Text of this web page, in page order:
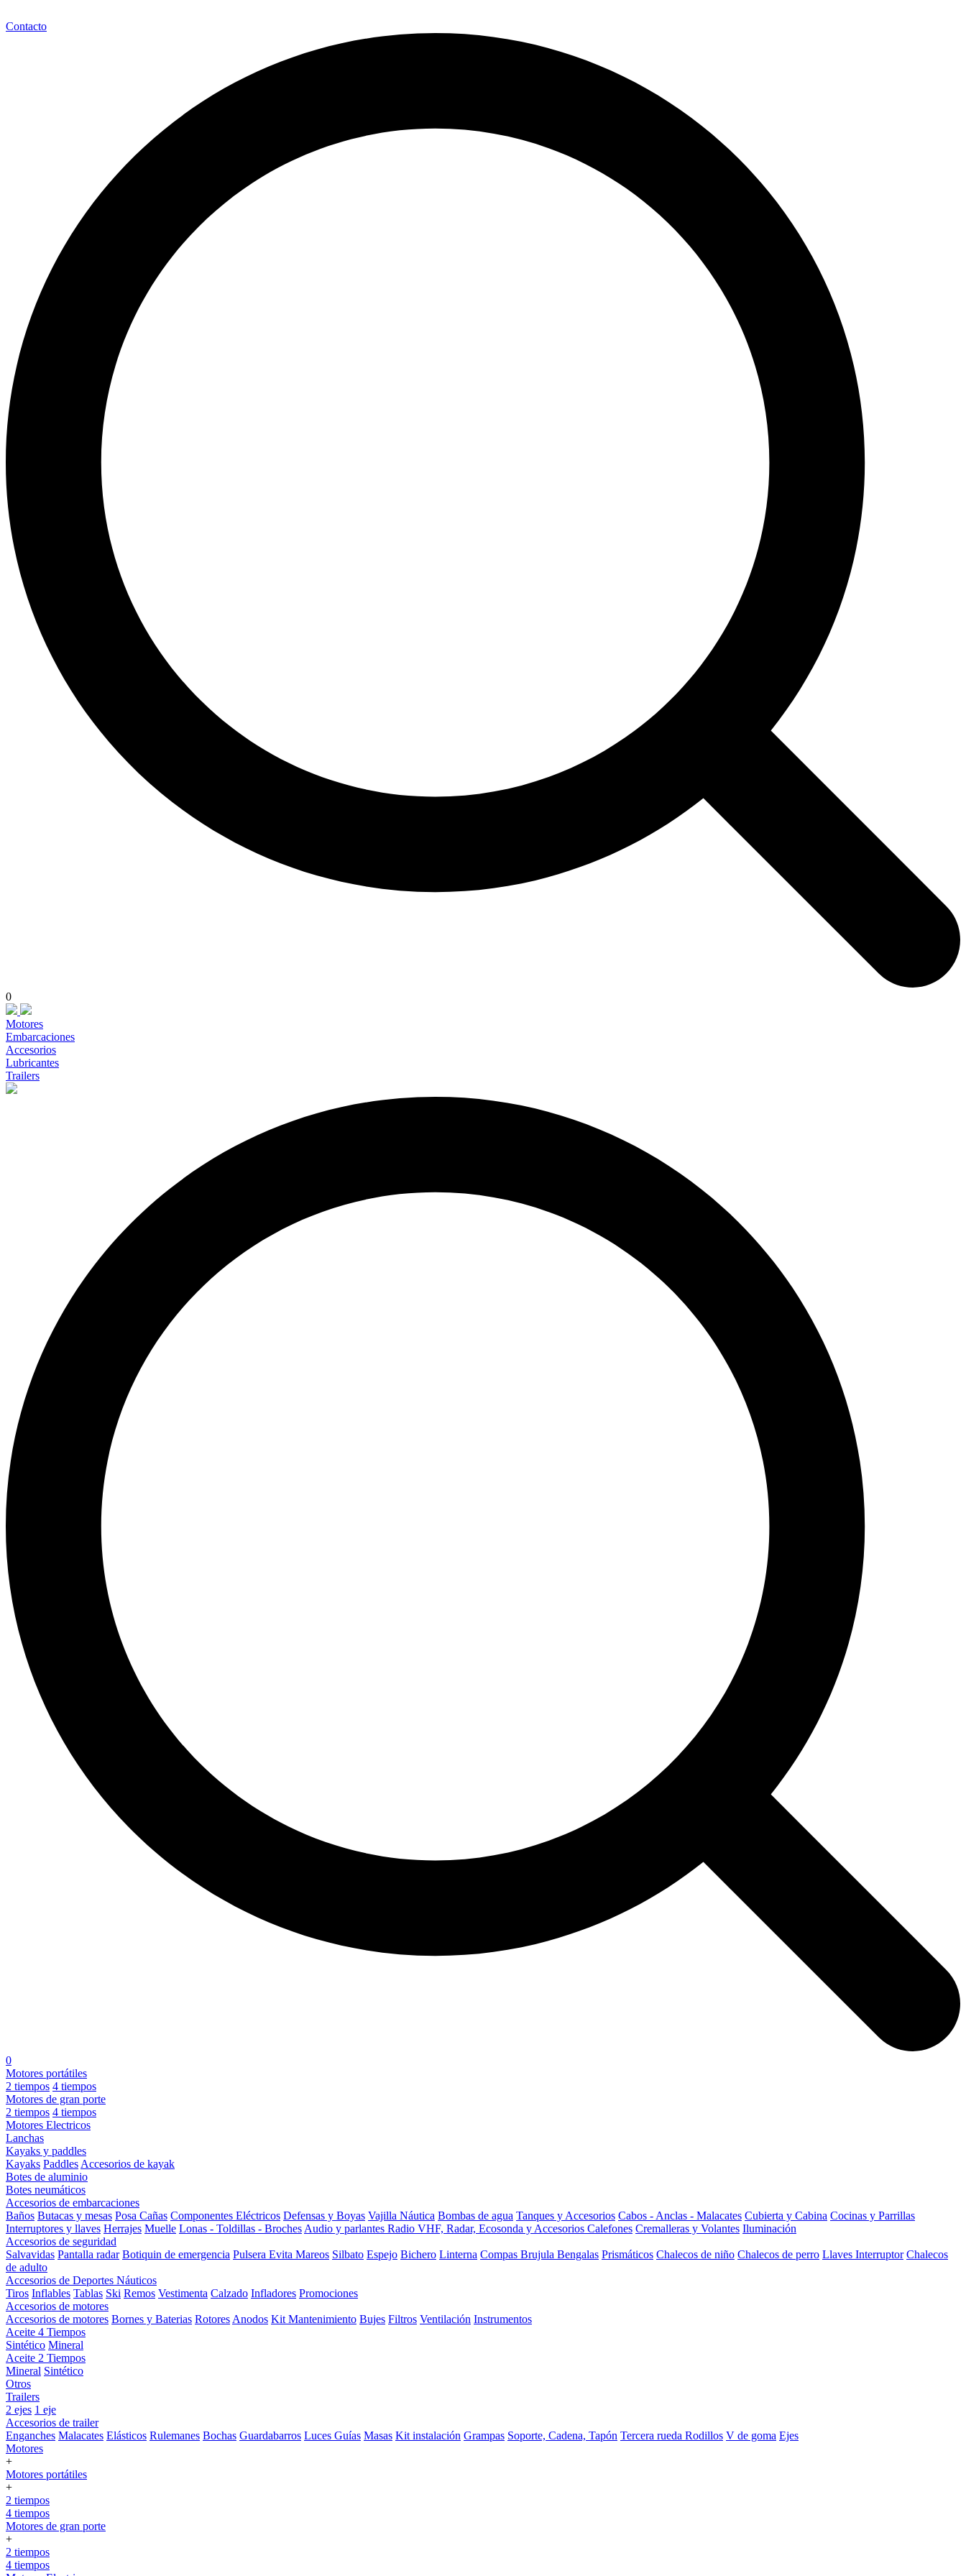
Contacto
0
Motores
Embarcaciones
Accesorios
Lubricantes
Trailers
0
Motores portátiles
2 tiempos 4 tiempos
Motores de gran porte
2 tiempos 4 tiempos
Motores Electricos
Lanchas
Kayaks y paddles
Kayaks Paddles Accesorios de kayak
Botes de aluminio
Botes neumáticos
Accesorios de embarcaciones
Baños Butacas y mesas Posa Cañas Componentes Eléctricos Defensas y Boyas Vajilla Náutica Bombas de agua Tanques y Accesorios Cabos - Anclas - Malacates Cubierta y Cabina Cocinas y Parrillas
Interruptores y llaves Herrajes Muelle Lonas - Toldillas - Broches Audio y parlantes Radio VHF, Radar, Ecosonda y Accesorios Calefones Cremalleras y Volantes Iluminación
Accesorios de seguridad
Salvavidas Pantalla radar Botiquin de emergencia Pulsera Evita Mareos Silbato Espejo Bichero Linterna Compas Brujula Bengalas Prismáticos Chalecos de niño Chalecos de perro Llaves Interruptor Chalecos
de adulto
Accesorios de Deportes Náuticos
Tiros Inflables Tablas Ski Remos Vestimenta Calzado Infladores Promociones
Accesorios de motores
Accesorios de motores Bornes y Baterias Rotores Anodos Kit Mantenimiento Bujes Filtros Ventilación Instrumentos
Aceite 4 Tiempos
Sintético Mineral
Aceite 2 Tiempos
Mineral Sintético
Otros
Trailers
2 ejes 1 eje
Accesorios de trailer
Enganches Malacates Elásticos Rulemanes Bochas Guardabarros Luces Guías Masas Kit instalación Grampas Soporte, Cadena, Tapón Tercera rueda Rodillos V de goma Ejes
Motores
+
Motores portátiles
+
2 tiempos
4 tiempos
Motores de gran porte
+
2 tiempos
4 tiempos